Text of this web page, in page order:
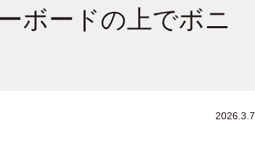
ボードの上でボニ
2026.3.7